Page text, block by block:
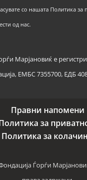
со нашата Политика за
од нас.
Марјановиќ е
ЕМБС 7355700, ЕДБ
Правни напомени
за
Политика за
Ѓорѓи